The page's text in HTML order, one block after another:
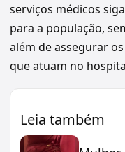
serviços médicos
para a população,
além de assegurar
que atuam no
Leia também